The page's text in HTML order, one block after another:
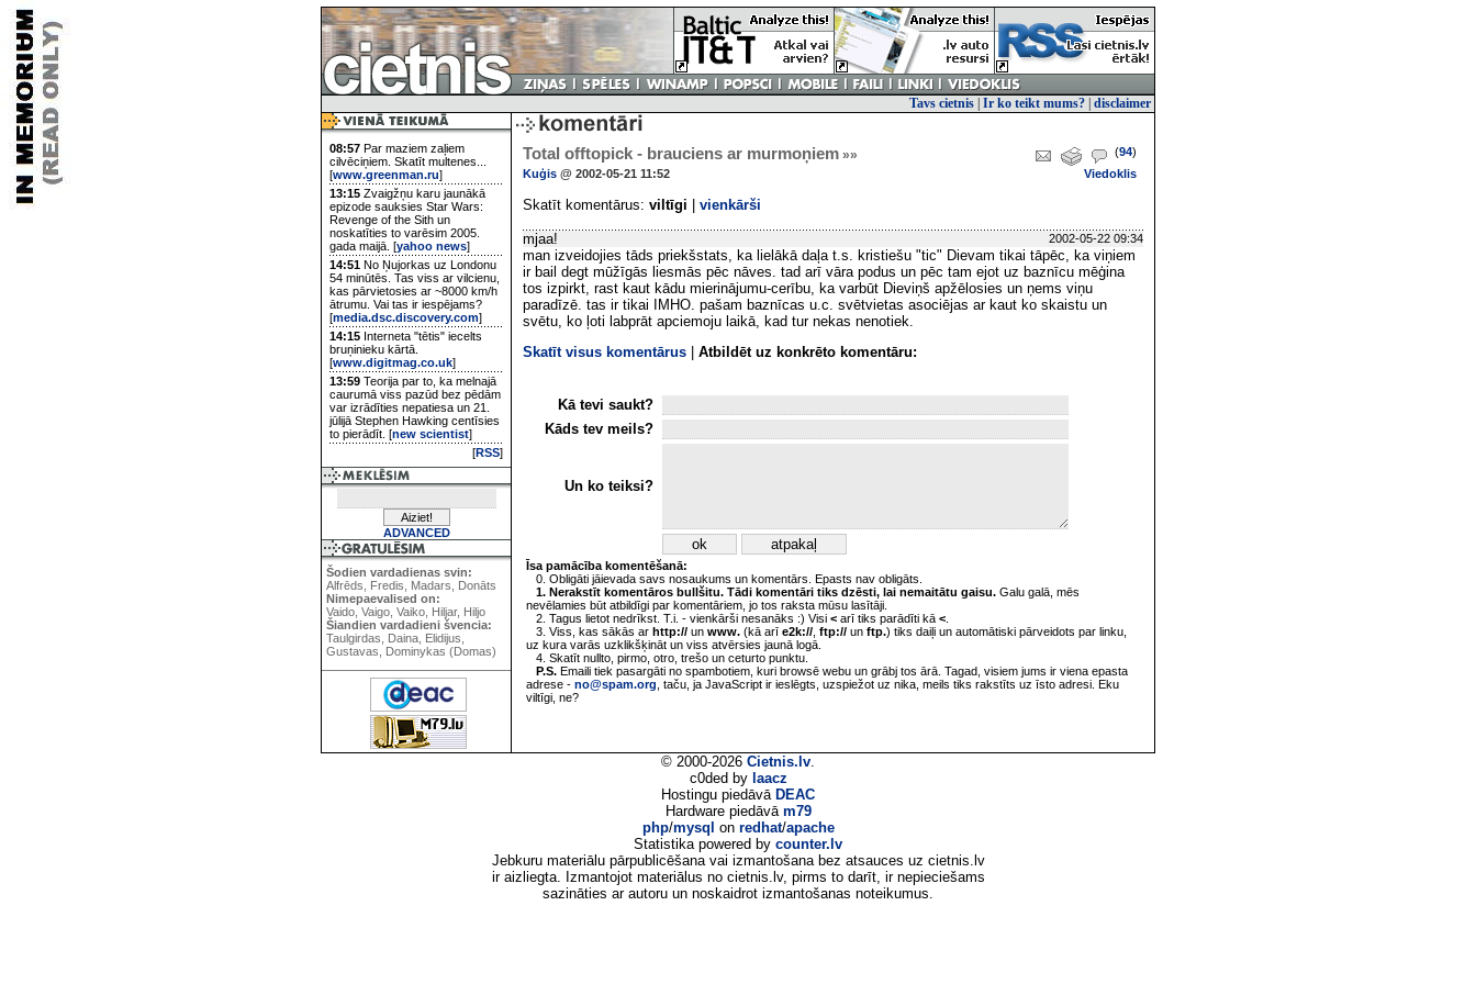
Tavs cietnis Ir ko teikt mums? disclaimer
08:57 Par maziem zaļiem
cilvēciņiem. Skatīt multenes...
[www.greenman.ru]
13:15 Zvaigžņu karu jaunākā
epizode sauksies Star Wars:
Revenge of the Sith un
noskatīties to varēsim 2005.
gada maijā. [yahoo news]
14:51 No Ņujorkas uz Londonu
54 minūtēs. Tas viss ar vilcienu,
kas pārvietosies ar ~8000 km/h
ātrumu. Vai tas ir iespējams?
[media.dsc.discovery.com]
14:15 Interneta "tētis" iecelts
bruņinieku kārtā.
[www.digitmag.co.uk]
13:59 Teorija par to, ka melnajā
caurumā viss pazūd bez pēdām
var izrādīties nepatiesa un 21.
jūlijā Stephen Hawking centīsies
to pierādīt. [new scientist]
[RSS]
ADVANCED
Šodien vardadienas svin:
Alfrēds, Fredis, Madars, Donāts
Nimepaevalised on:
Vaido, Vaigo, Vaiko, Hiljar, Hiljo
Šiandien vardadieni švencia:
Taulgirdas, Daina, Elidijus,
Gustavas, Dominykas (Domas)
Total offtopick - brauciens ar murmoņiem »» (94)
Kuģis @ 2002-05-21 11:52 Viedoklis
Skatīt komentārus: viltīgi vienkārši
mjaa! 2002-05-22 09:34
man izveidojies tāds priekšstats, ka lielākā daļa t.s. kristiešu "tic" Dievam tikai tāpēc, ka viņiem
ir bail degt mūžīgās liesmās pēc nāves. tad arī vāra podus un pēc tam ejot uz baznīcu mēģina
tos izpirkt, rast kaut kādu mierinājumu-cerību, ka varbūt Dieviņš apžēlosies un ņems viņu
paradīzē. tas ir tikai IMHO. pašam baznīcas u.c. svētvietas asociējas ar kaut ko skaistu un
svētu, ko ļoti labprāt apciemoju laikā, kad tur nekas nenotiek.
Skatīt visus komentārus
Atbildēt uz konkrēto komentāru:
Kā tevi saukt?
Kāds tev meils?
Un ko teiksi?
Īsa pamācība komentēšanā:
0. Obligāti jāievada savs nosaukums un komentārs. Epasts nav obligāts.
1. Nerakstīt komentāros bullšitu. Tādi komentāri tiks dzēsti, lai nemaitātu gaisu. Galu galā, mēs
nevēlamies būt atbildīgi par komentāriem, jo tos raksta mūsu lasītāji.
2. Tagus lietot nedrīkst. T.i. - vienkārši nesanāks :) Visi < arī tiks parādīti kā <
3. Viss, kas sākās ar http:// un www. (kā arī e2k:// ftp:// un ftp.) tiks daiļi un automātiski pārveidots par linku,
uz kura varās uzklikšķināt un viss atvērsies jaunā logā.
4. Skatīt nullto, pirmo, otro, trešo un ceturto punktu.
P.S. Emaili tiek pasargāti no spambotiem, kuri browsē webu un grābj tos ārā. Tagad, visiem jums ir viena epasta
adrese - no@spam.org , taču, ja JavaScript ir ieslēgts, uzspiežot uz nika, meils tiks rakstīts uz īsto adresi. Eku
viltīgi, ne?
© 2000-2026 Cietnis.lv.
c0ded by laacz
Hostingu piedāvā DEAC
Hardware piedāvā m79
php/mysql on redhat/apache
Statistika powered by counter.lv
Jebkuru materiālu pārpublicēšana vai izmantošana bez atsauces uz cietnis.lv
ir aizliegta. Izmantojot materiālus no cietnis.lv, pirms to darīt, ir nepieciešams
sazināties ar autoru un noskaidrot izmantošanas noteikumus.